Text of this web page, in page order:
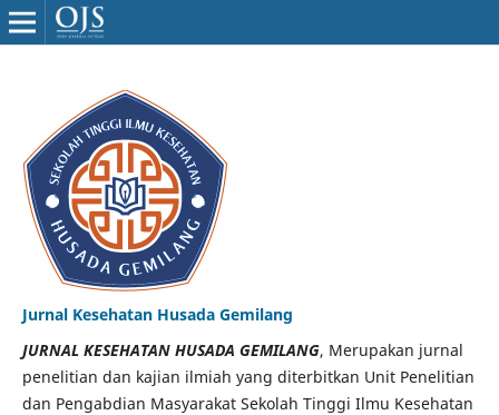
Jurnal Kesehatan Husada Gemilang
JURNAL KESEHATAN HUSADA GEMILANG, Merupakan jurnal
penelitian dan kajian ilmiah yang diterbitkan Unit Penelitian
dan Pengabdian Masyarakat Sekolah Tinggi Ilmu Kesehatan